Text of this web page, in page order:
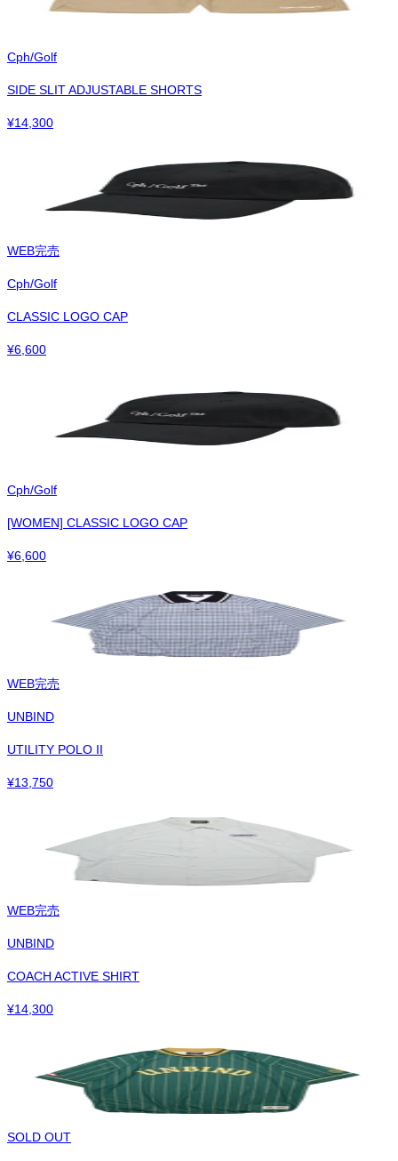
Cph/Golf
SIDE SLIT ADJUSTABLE SHORTS
¥14,300
WEB完売
Cph/Golf
CLASSIC LOGO CAP
¥6,600
Cph/Golf
[WOMEN] CLASSIC LOGO CAP
¥6,600
WEB完売
UNBIND
UTILITY POLO II
¥13,750
WEB完売
UNBIND
COACH ACTIVE SHIRT
¥14,300
SOLD OUT